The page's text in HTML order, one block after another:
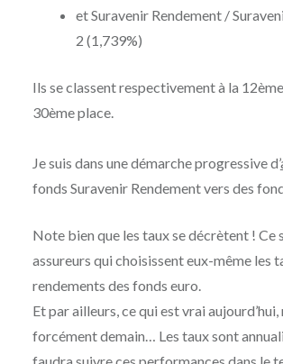
et Suravenir Rendement /
2 (1,739%)
Ils se classent respectivement à la
30ème place.
Je suis dans une démarche progressive d’
fonds Suravenir Rendement vers des
Note bien que les taux se décrètent ! Ce
assureurs qui choisissent eux-même les
rendements des fonds euro.
Et par ailleurs, ce qui est vrai aujourd’hui,
forcément demain… Les taux sont